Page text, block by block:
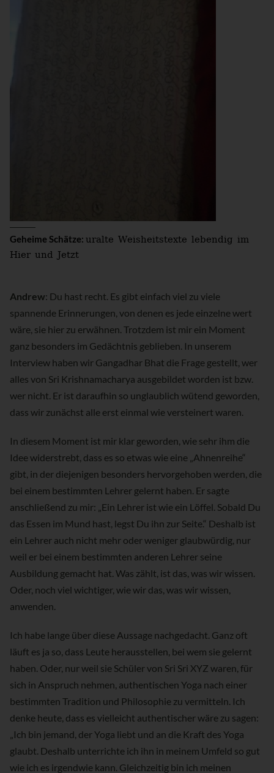
Geheime Schätze: uralte Weisheitstexte lebendig im
Hier und Jetzt
Andrew: Du hast recht. Es gibt einfach viel zu viele
spannende Erinnerungen, von denen es jede einzelne wert
wäre, sie hier zu erwähnen. Trotzdem ist mir ein Moment
ganz besonders im Gedächtnis geblieben. In unserem
Interview haben wir Gangadhar Bhat die Frage gestellt, wer
alles von Sri Krishnamacharya ausgebildet worden ist bzw.
wer nicht. Er ist daraufhin so unglaublich wütend geworden,
dass wir zunächst alle erst einmal wie versteinert waren.
In diesem Moment ist mir klar geworden, wie sehr ihm die
Idee widerstrebt, dass es so etwas wie eine „Ahnenreihe“
gibt, in der diejenigen besonders hervorgehoben werden, die
bei einem bestimmten Lehrer gelernt haben. Er sagte
anschließend zu mir: „Ein Lehrer ist wie ein Löffel. Sobald Du
das Essen im Mund hast, legst Du ihn zur Seite.“ Deshalb ist
ein Lehrer auch nicht mehr oder weniger glaubwürdig, nur
weil er bei einem bestimmten anderen Lehrer seine
Ausbildung gemacht hat. Was zählt, ist das, was wir wissen.
Oder, noch viel wichtiger, wie wir das, was wir wissen,
anwenden.
Ich habe lange über diese Aussage nachgedacht. Ganz oft
läuft es ja so, dass Leute herausstellen, bei wem sie gelernt
haben. Oder, nur weil sie Schüler von Sri Sri XYZ waren, für
sich in Anspruch nehmen, authentischen Yoga nach einer
bestimmten Tradition und Philosophie zu vermitteln. Ich
denke heute, dass es vielleicht authentischer wäre zu sagen:
„Ich bin jemand, der Yoga liebt und an die Kraft des Yoga
glaubt. Deshalb unterrichte ich ihn in meinem Umfeld so gut
wie ich es irgendwie kann. Gleichzeitig bin ich meinen